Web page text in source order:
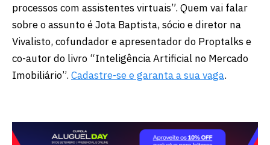
processos com assistentes virtuais”. Quem vai falar
sobre o assunto é Jota Baptista, sócio e diretor na
Vivalisto, cofundador e apresentador do Proptalks e
co-autor do livro “Inteligência Artificial no Mercado
Imobiliário”. Cadastre-se e garanta a sua vaga.